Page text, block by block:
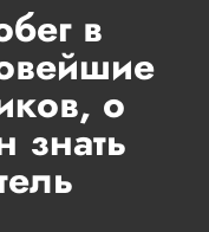
в
о
знать